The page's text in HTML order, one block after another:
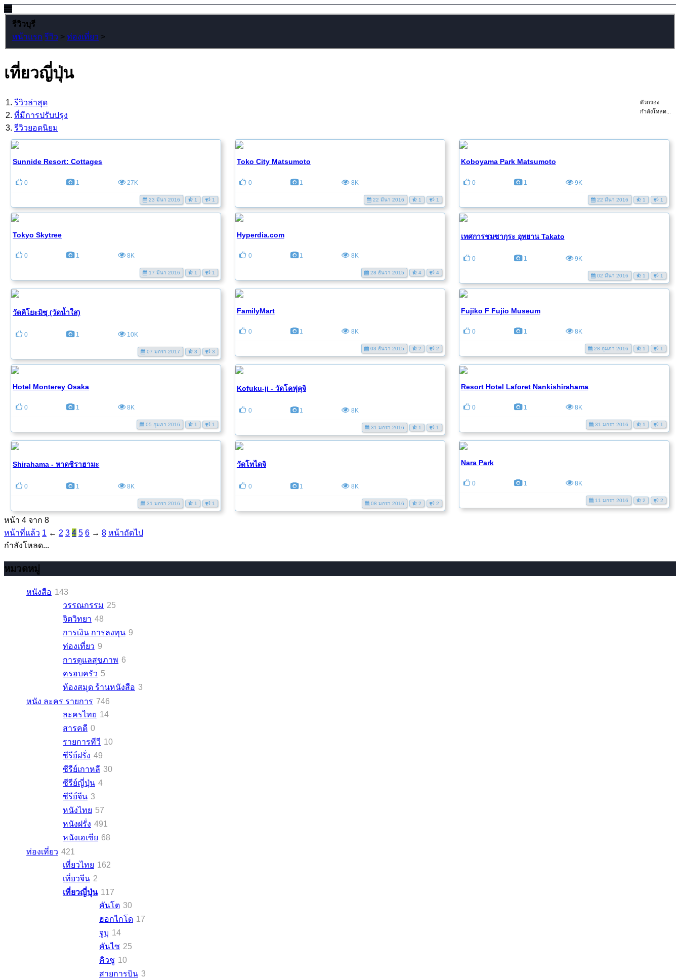
รีวิวบุรี
หน้าแรก รีวิว > ท่องเที่ยว >
เที่ยวญี่ปุ่น
ตัวกรอง
กำลังโหลด...
รีวิวล่าสุด
ที่มีการปรับปรุง
รีวิวยอดนิยม
Sunnide Resort: Cottages
0 1 27K
23 มีนา 2016 1 1
Toko City Matsumoto
0 1 8K
22 มีนา 2016 1 1
Koboyama Park Matsumoto
0 1 9K
22 มีนา 2016 1 1
Tokyo Skytree
0 1 8K
17 มีนา 2016 1 1
Hyperdia.com
0 1 8K
28 ธันวา 2015 4 4
เทศการชมซากุระ อุทยาน Takato
0 1 9K
02 มีนา 2016 1 1
วัดคิโยะมิซุ (วัดน้ำใส)
0 1 10K
07 มกรา 2017 3 3
FamilyMart
0 1 8K
03 ธันวา 2015 2 2
Fujiko F Fujio Museum
0 1 8K
28 กุมภา 2016 1 1
Hotel Monterey Osaka
0 1 8K
05 กุมภา 2016 1 1
Kofuku-ji - วัดโคฟุคุจิ
0 1 8K
31 มกรา 2016 1 1
Resort Hotel Laforet Nankishirahama
0 1 8K
31 มกรา 2016 1 1
Shirahama - หาดชิราฮามะ
0 1 8K
31 มกรา 2016 1 1
วัดโทไดจิ
0 1 8K
08 มกรา 2016 2 2
Nara Park
0 1 8K
11 มกรา 2016 2 2
หน้า 4 จาก 8
หน้าที่แล้ว 1 ← 2 3 4 5 6 → 8 หน้าถัดไป
กำลังโหลด...
หมวดหมู่
หนังสือ 143
วรรณกรรม 25
จิตวิทยา 48
การเงิน การลงทุน 9
ท่องเที่ยว 9
การดูแลสุขภาพ 6
ครอบครัว 5
ห้องสมุด ร้านหนังสือ 3
หนัง ละคร รายการ 746
ละครไทย 14
สารคดี 0
รายการทีวี 10
ซีรีย์ฝรั่ง 49
ซีรีย์เกาหลี 30
ซีรีย์ญี่ปุ่น 4
ซีรีย์จีน 3
หนังไทย 57
หนังฝรั่ง 491
หนังเอเซีย 68
ท่องเที่ยว 421
เที่ยวไทย 162
เที่ยวจีน 2
เที่ยวญี่ปุ่น 117
คันโต 30
ฮอกไกโด 17
จูบุ 14
คันไซ 25
คิวชู 10
สายการบิน 3